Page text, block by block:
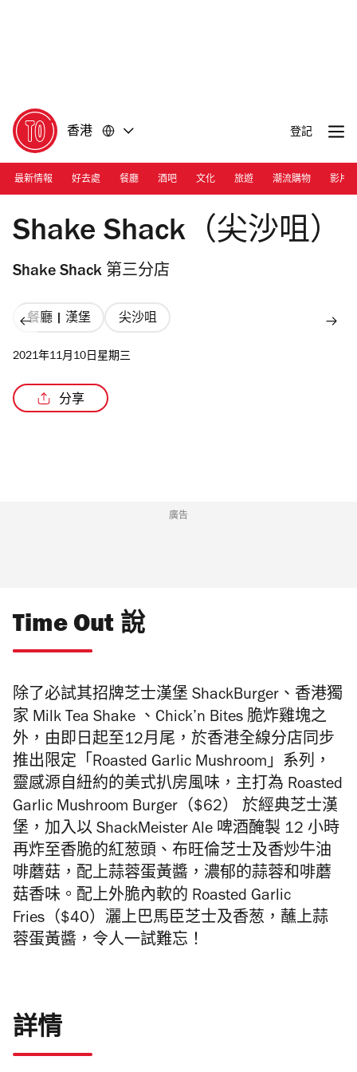
香港 登記
最新情報 好去處 餐廳 酒吧 文化 旅遊 潮流購物 影片
Photograph: Courtesy Shake Shack
Shake Shack（尖沙咀）
Shake Shack 第三分店
餐廳 | 漢堡 尖沙咀
2021年11月10日星期三
分享
廣告
Time Out 說
除了必試其招牌芝士漢堡 ShackBurger、香港獨
家 Milk Tea Shake 、 Chick’n Bites 脆炸雞塊之
外， 由即日起至12月尾，於香港全線分店同步
推出限定「 Roasted Garlic Mushroom」系列，
靈感源自紐約的美式扒房風味， 主打為 Roasted
Garlic Mushroom Burger（$62） 於經典芝士漢
堡，加入以 ShackMeister Ale 啤酒醃製 12 小時
再炸至香脆的紅葱頭、布旺倫芝士及香炒牛油
啡蘑菇， 配上蒜蓉蛋黃醬，濃郁的蒜蓉和啡蘑
菇香味。配上外脆內軟的 Roasted Garlic
Fries（$40）灑上巴馬臣芝士及香葱，蘸上蒜
蓉蛋黃醬，令人一試難忘！
詳情